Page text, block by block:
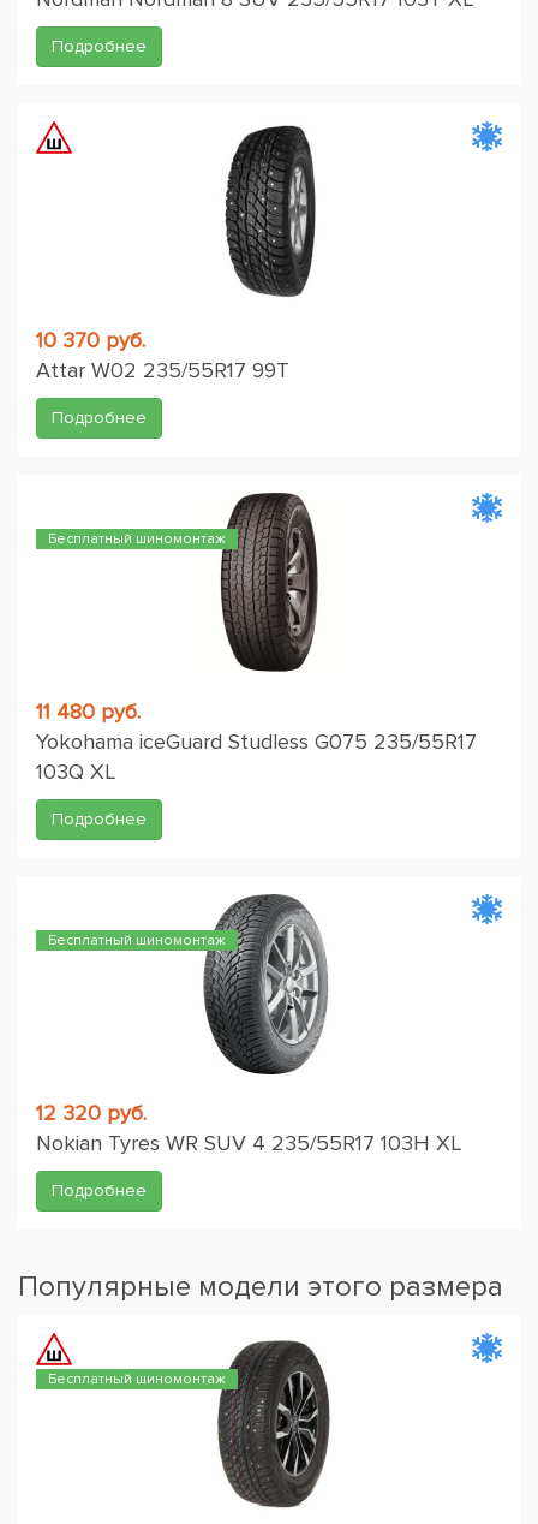
Подробнее
10 370 руб.
Attar W02 235/55R17 99T
Подробнее
Бесплатный шиномонтаж
11 480 руб.
Yokohama iceGuard Studless G075 235/55R17
103Q XL
Подробнее
Бесплатный шиномонтаж
12 320 руб.
Nokian Tyres WR SUV 4 235/55R17 103H XL
Подробнее
Популярные модели этого размера
Бесплатный шиномонтаж